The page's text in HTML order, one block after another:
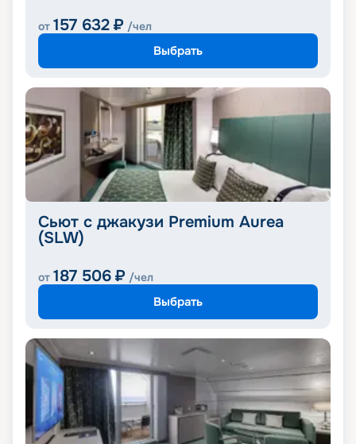
от 157 632 ₽ /чел
Выбрать
Сьют с джакузи Premium Aurea
(SLW)
от 187 506 ₽ /чел
Выбрать